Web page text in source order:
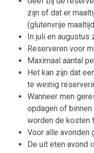
zijn of dat er
(glutenvrije
In juli en augustus
Reserveren voor
Maximaal aantal
Het kan zijn dat
te weinig
Wanneer men
opdagen of
worden de kosten
Voor alle avonden
De uit eten avond